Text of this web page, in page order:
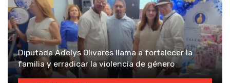
Diputada Adelys Olivares llama a fortalecer la
familia y erradicar la violencia de género